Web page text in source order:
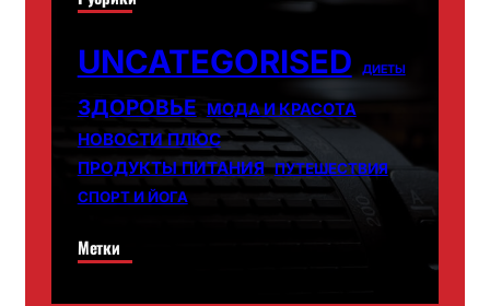
UNCATEGORISED ДИЕТЫ
ЗДОРОВЬЕ МОДА И КРАСОТА
НОВОСТИ ПЛЮС
ПРОДУКТЫ ПИТАНИЯ ПУТЕШЕСТВИЯ
СПОРТ И ЙОГА
Метки